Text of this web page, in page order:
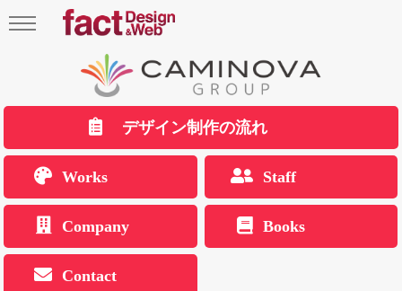
デザイン制作の流れ
Works Staff
Company Books
Contact